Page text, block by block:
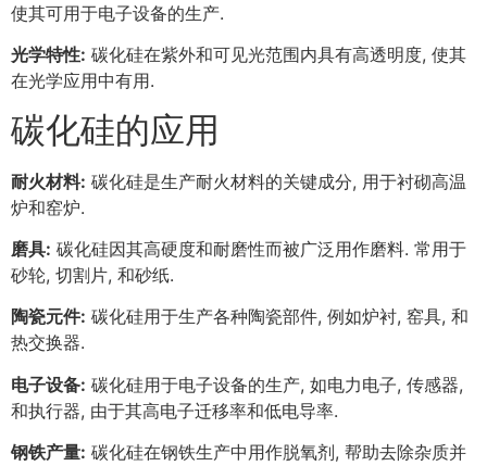
使其可用于电子设备的生产.
光学特性: 碳化硅在紫外和可见光范围内具有高透明度, 使其
在光学应用中有用.
碳化硅的应用
耐火材料: 碳化硅是生产耐火材料的关键成分, 用于衬砌高温
炉和窑炉.
磨具: 碳化硅因其高硬度和耐磨性而被广泛用作磨料. 常用于
砂轮, 切割片, 和砂纸.
陶瓷元件: 碳化硅用于生产各种陶瓷部件, 例如炉衬, 窑具, 和
热交换器.
电子设备: 碳化硅用于电子设备的生产, 如电力电子, 传感器,
和执行器, 由于其高电子迁移率和低电导率.
钢铁产量: 碳化硅在钢铁生产中用作脱氧剂, 帮助去除杂质并